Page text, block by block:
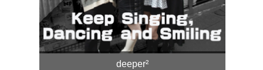
deeper²